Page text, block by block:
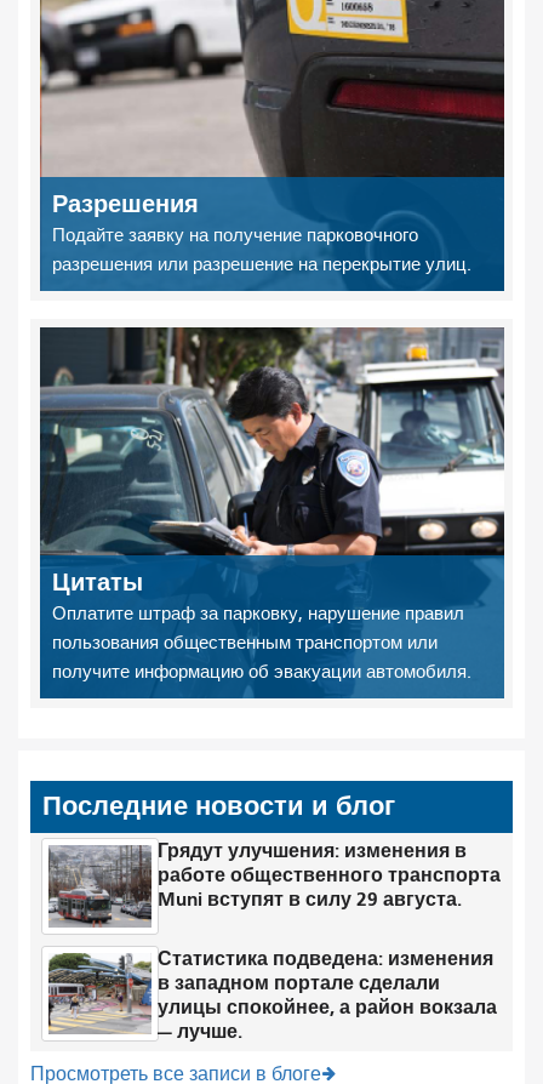
Разрешения
Подайте заявку на получение парковочного
разрешения или разрешение на перекрытие улиц.
Цитаты
Оплатите штраф за парковку, нарушение правил
пользования общественным транспортом или
получите информацию об эвакуации автомобиля.
Последние новости и блог
Грядут улучшения: изменения в
работе общественного транспорта
Muni вступят в силу 29 августа.
Статистика подведена: изменения
в западном портале сделали
улицы спокойнее, а район вокзала
— лучше.
Просмотреть все записи в блоге